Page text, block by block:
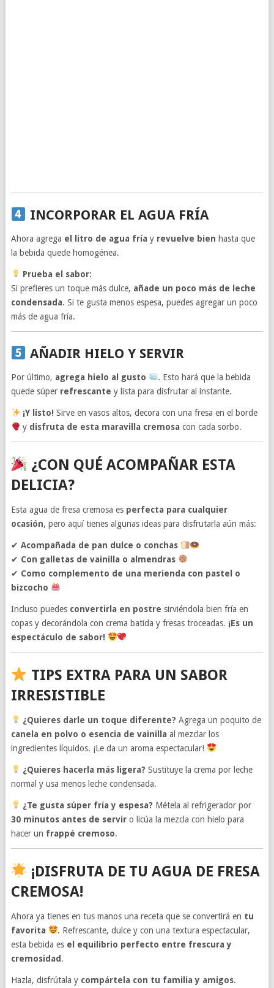
INCORPORAR EL AGUA FRÍA
Ahora agrega el litro de agua fría y revuelve bien hasta que
la bebida quede homogénea.
Prueba el sabor:
Si prefieres un toque más dulce, añade un poco más de leche
condensada. Si te gusta menos espesa, puedes agregar un poco
más de agua fría.
AÑADIR HIELO Y SERVIR
Por último, agrega hielo al gusto
. Esto hará que la bebida
quede súper refrescante y lista para disfrutar al instante.
¡Y listo! Sirve en vasos altos, decora con una fresa en el borde
y disfruta de esta maravilla cremosa con cada sorbo.
¿CON QUÉ ACOMPAÑAR ESTA
DELICIA?
Esta agua de fresa cremosa es perfecta para cualquier
ocasión, pero aquí tienes algunas ideas para disfrutarla aún más:
✔ Acompañada de pan dulce o conchas
✔ Con galletas de vainilla o almendras
✔ Como complemento de una merienda con pastel o
bizcocho
Incluso puedes convertirla en postre sirviéndola bien fría en
copas y decorándola con crema batida y fresas troceadas. ¡Es un
espectáculo de sabor!
TIPS EXTRA PARA UN SABOR
IRRESISTIBLE
¿Quieres darle un toque diferente? Agrega un poquito de
canela en polvo o esencia de vainilla al mezclar los
ingredientes líquidos. ¡Le da un aroma espectacular!
¿Quieres hacerla más ligera? Sustituye la crema por leche
normal y usa menos leche condensada.
¿Te gusta súper fría y espesa? Métela al refrigerador por
30 minutos antes de serviro licúa la mezcla con hielo para
hacer un frappé cremoso.
¡DISFRUTA DE TU AGUA DE FRESA
CREMOSA!
Ahora ya tienes en tus manos una receta que se convertirá en tu
favorita
. Refrescante, dulce y con una textura espectacular,
esta bebida es el equilibrio perfecto entre frescura y
cremosidad .
Hazla, disfrútala y compártela con tu familia y amigos.